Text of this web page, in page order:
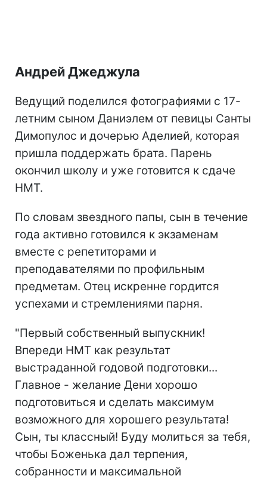
Андрей Джеджула
Ведущий поделился фотографиями с 17-
летним сыном Даниэлем от певицы Санты
Димопулос и дочерью Аделией, которая
пришла поддержать брата. Парень
окончил школу и уже готовится к сдаче
НМТ.
По словам звездного папы, сын в течение
года активно готовился к экзаменам
вместе с репетиторами и
преподавателями по профильным
предметам. Отец искренне гордится
успехами и стремлениями парня.
"Первый собственный выпускник!
Впереди НМТ как результат
выстраданной годовой подготовки...
Главное - желание Дени хорошо
подготовиться и сделать максимум
возможного для хорошего результата!
Сын, ты классный! Буду молиться за тебя,
чтобы Боженька дал терпения,
собранности и максимальной